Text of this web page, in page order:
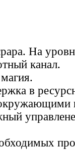
На
канал.
в